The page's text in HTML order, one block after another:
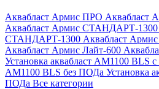
Аквабласт Армис ПРО Аквабласт
Аквабласт Армис СТАНДАРТ-1300
СТАНДАРТ-1300 Аквабласт
Аквабласт Армис Лайт-600
Установка аквабласт AM1100 BLS
AM1100 BLS без ПОДа Установка
ПОДа Все категории